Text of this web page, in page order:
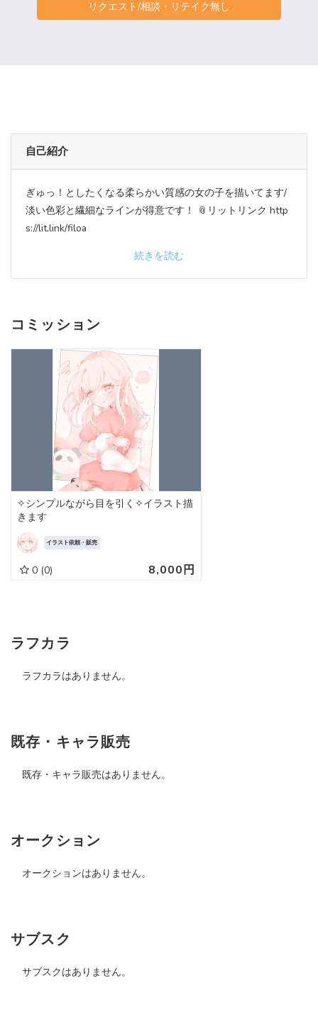
リクエスト/相談・リテイク無し
自己紹介
ぎゅっ！としたくなる柔らかい質感の女の子を描いてます/
淡い色彩と繊細なラインが得意です！ 📎リットリンク http
s://lit.link/filoa
続きを読む
コミッション
✧シンプルながら目を引く✧イラスト描
きます
イラスト依頼・販売
0 (0) 8,000円
ラフカラ
ラフカラはありません。
既存・キャラ販売
既存・キャラ販売はありません。
オークション
オークションはありません。
サブスク
サブスクはありません。